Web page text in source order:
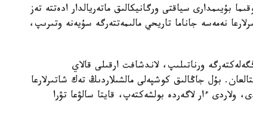
بۇيىمدارى سياقتى ورگانيكالىق ماتەريالدار ادەتتە تەز
نەمەسە جاناما تاريحي مالىمەتتەرگە سۇيەنە وتىرىپ،
ورناتىلىپ، لاندشافت ارقىلى قالاي
بۇل جاڭالىق كوشپەلى مالشىلاردىڭ تەك شاتىرلارعا
ءار لاگەردە بولشەكتەپ، قايتا سالۋعا تۋرا